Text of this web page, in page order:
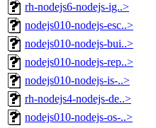
rh-nodejs6-nodejs-ig..>
nodejs010-nodejs-esc..>
nodejs010-nodejs-bui..>
nodejs010-nodejs-rep..>
nodejs010-nodejs-is-..>
rh-nodejs4-nodejs-de..>
nodejs010-nodejs-os-..>